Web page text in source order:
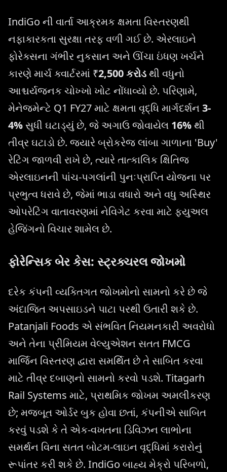
IndiGo ની વાર્તા આક્રમક ક્ષમતા વિસ્તરણથી
નફાકારકતા સુરક્ષા તરફ વળી ગઈ છે. એરલાઇને
ફોરેક્સના ગંભીર નુકસાન અને ઊંચા ઇંધણ ખર્ચને
કારણે માર્ચ ક્વાર્ટરમાં ₹2,500 કરોડથી વધુનો
આશ્ચર્યજનક ચોખ્ખો ખોટ નોંધાવ્યો છે. પરિણામે,
મેનેજમેન્ટે Q1 FY27 માટે ક્ષમતા વૃદ્ધિ માર્ગદર્શન 3-
4%સુધી ઘટાડ્યું છે, જે અગાઉ જોવાયેલ 16%થી
તીવ્ર ઘટાડો છે. જ્યારે બ્રોકરેજ લાંબા ગાળાના 'Buy'
રેટિંગ જાળવી રાખે છે, ત્યારે તાત્કાલિક ક્ષિતિજ
એરલાઇનની પાંચ-પગલાંની પુનઃપ્રાપ્તિ યોજના પર
પ્રભુત્વ ધરાવે છે, જેમાં ભાડા વધારો અને વધુ અસ્થિર
ઓપરેટિંગ વાતાવરણમાં નેવિગેટ કરવા માટે ફ્યુઅલ
હેજિંગનો વિચાર શામેલ છે.
ફોરેન્સિક બેર કેસ: સ્ટ્રક્ચરલ જોખમો
દરેક કંપની વ્યક્તિગત જોખમોનો સામનો કરે છે જે
અંદાજિત અપસાઇડને પાટા પરથી ઉતારી શકે છે.
Patanjali Foods એ સંભવિત નિયમનકારી અવરોધો
અને તેના પ્રીમિયમ વેલ્યુએશન સતત FMCG
માર્જિન વિસ્તરણ દ્વારા સમર્થિત છે તે સાબિત કરવા
માટે તીવ્ર દબાણનો સામનો કરવો પડશે. Titagarh
Rail Systems માટે, પ્રાથમિક જોખમ અમલીકરણ
છે; મજબૂત ઓર્ડર બુક હોવા છતાં, કંપનીએ સાબિત
કરવું પડશે કે તે એક-વખતના ડિવિઝન લાભોના
સમર્થન વિના સતત બોટમ-લાઇન વૃદ્ધિમાં કરારોનું
રૂપાંતર કરી શકે છે. IndiGo બાહ્ય મેક્રો પરિબળો,